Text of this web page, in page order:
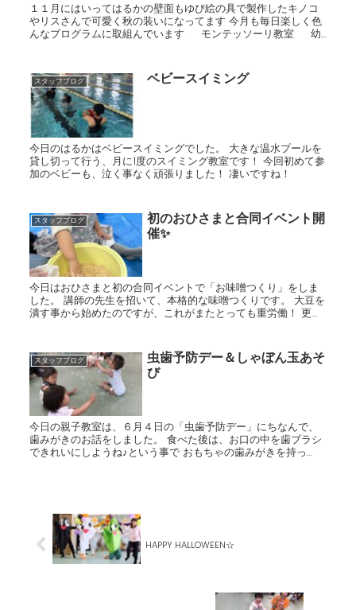
１１月にはいってはるかの壁面もゆび絵の具で製作したキノコ
やリスさんで可愛く秋の装いになってます 今月も毎日楽しく色
んなプログラムに取組んでいます モンテッソーリ教室 幼
スタッフブログ ベビースイミング
今日のはるかはベビースイミングでした。 大きな温水プールを
貸し切って行う、月に1度のスイミング教室です！ 今回初めて参
加のベビーも、泣く事なく頑張りました！ 凄いですね！
スタッフブログ
初のおひさまと合同イベント開
催✨
今日はおひさまと初の合同イベントで「お味噌つくり」をしま
した。 講師の先生を招いて、本格的な味噌つくりです。 大豆を
潰す事から始めたのですが、これがまたとっても重労働！ 更に
スタッフブログ
虫歯予防デー＆しゃぼん玉あそ
び
今日の親子教室は、６月４日の「虫歯予防デー」にちなんで、
歯みがきのお話をしました。 食べた後は、お口の中を歯ブラシ
できれいにしようね♪という事で おもちゃの歯みがきを持っ
HAPPY HALLOWEEN☆